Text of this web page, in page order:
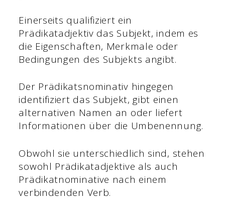
Einerseits qualifiziert ein
Prädikatadjektiv das Subjekt, indem es
die Eigenschaften, Merkmale oder
Bedingungen des Subjekts angibt.
Der Prädikatsnominativ hingegen
identifiziert das Subjekt, gibt einen
alternativen Namen an oder liefert
Informationen über die Umbenennung.
Obwohl sie unterschiedlich sind, stehen
sowohl Prädikatadjektive als auch
Prädikatnominative nach einem
verbindenden Verb.